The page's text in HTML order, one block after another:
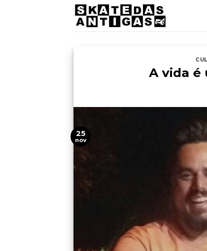
A vida é
25
nov